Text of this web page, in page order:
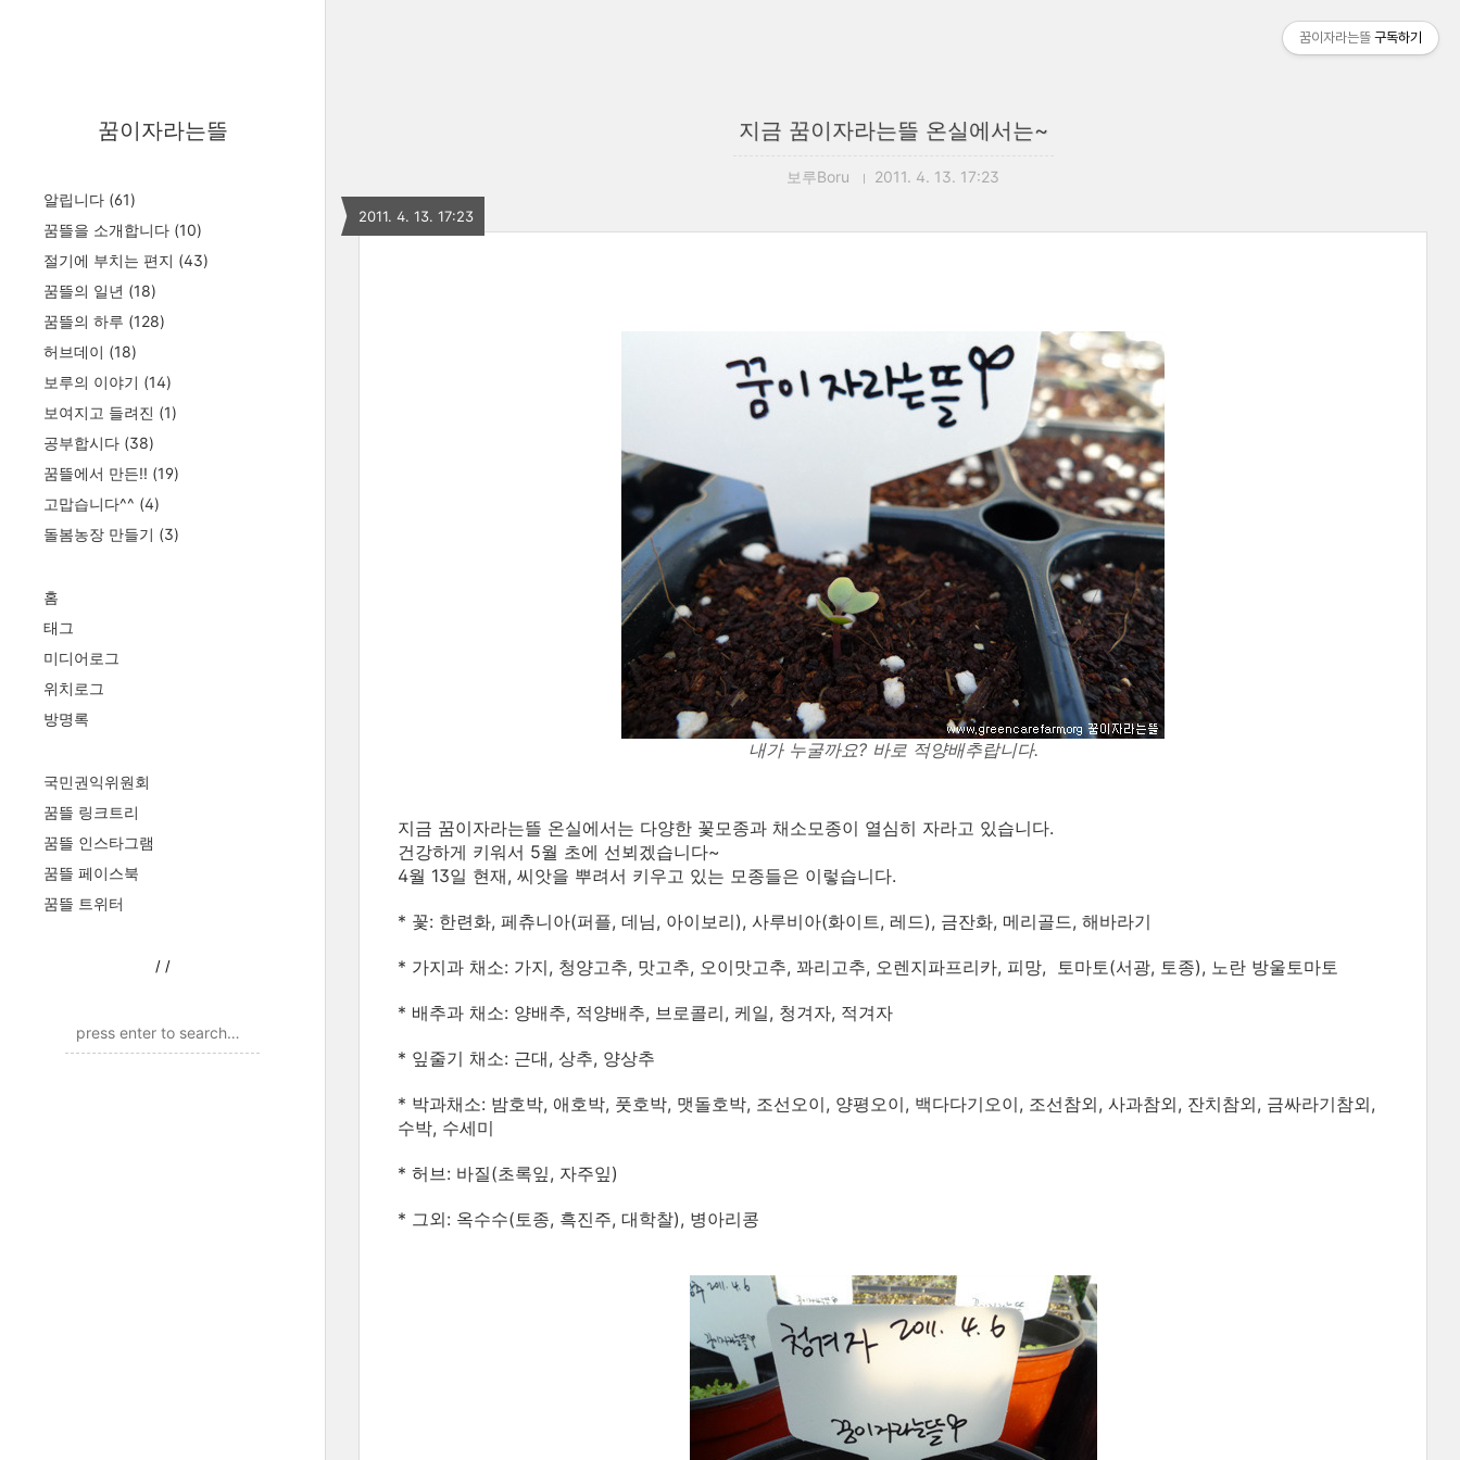
꿈이자라는뜰
알립니다 (61)
꿈뜰을 소개합니다 (10)
절기에 부치는 편지 (43)
꿈뜰의 일년 (18)
꿈뜰의 하루 (128)
허브데이 (18)
보루의 이야기 (14)
보여지고 들려진 (1)
공부합시다 (38)
꿈뜰에서 만든!! (19)
고맙습니다^^ (4)
돌봄농장 만들기 (3)
홈
태그
미디어로그
위치로그
방명록
국민권익위원회
꿈뜰 링크트리
꿈뜰 인스타그램
꿈뜰 페이스북
꿈뜰 트위터
/ /
지금 꿈이자라는뜰 온실에서는~
보루Boru 2011. 4. 13. 17:23
2011. 4. 13. 17:23
내가 누굴까요? 바로 적양배추랍니다.
지금 꿈이자라는뜰 온실에서는 다양한 꽃모종과 채소모종이 열심히 자라고 있습니다.
건강하게 키워서 5월 초에 선뵈겠습니다~
4월 13일 현재, 씨앗을 뿌려서 키우고 있는 모종들은 이렇습니다.
* 꽃: 한련화, 페츄니아(퍼플, 데님, 아이보리), 사루비아(화이트, 레드), 금잔화, 메리골드, 해바라기
* 가지과 채소: 가지, 청양고추, 맛고추, 오이맛고추, 꽈리고추, 오렌지파프리카, 피망, 토마토(서광, 토종), 노란 방울토마토
* 배추과 채소: 양배추, 적양배추, 브로콜리, 케일, 청겨자, 적겨자
* 잎줄기 채소: 근대, 상추, 양상추
* 박과채소: 밤호박, 애호박, 풋호박, 맷돌호박, 조선오이, 양평오이, 백다다기오이, 조선참외, 사과참외, 잔치참외, 금싸라기참외,
수박, 수세미
* 허브: 바질(초록잎, 자주잎)
* 그외: 옥수수(토종, 흑진주, 대학찰), 병아리콩
꿈이자라는뜰 구독하기